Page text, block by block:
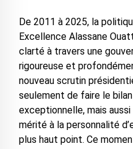
De 2011 à 2025, la
Excellence Alassane
clarté à travers une
rigoureuse et
nouveau scrutin
seulement de faire le
exceptionnelle, mais
mérité à la personnalité
plus haut point. Ce